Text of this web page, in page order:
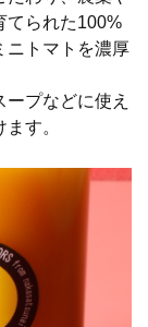
てられた100%
ニトマトを濃厚
プなどに使え
す。